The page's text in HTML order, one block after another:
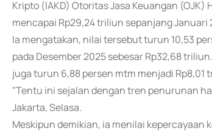
Kripto (IAKD) Otoritas Jasa Keuangan
mencapai Rp29,24 triliun sepanjang Januari
Ia mengatakan, nilai tersebut turun 10,53
pada Desember 2025 sebesar Rp32,68
juga turun 6,88 persen mtm menjadi Rp8,01
"Tentu ini sejalan dengan tren penurunan
Jakarta, Selasa.
Meskipun demikian, ia menilai kepercayaan